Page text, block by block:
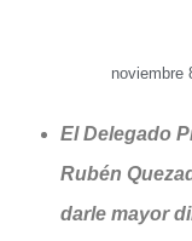
noviembre
El Delegado
Rubén
darle mayor